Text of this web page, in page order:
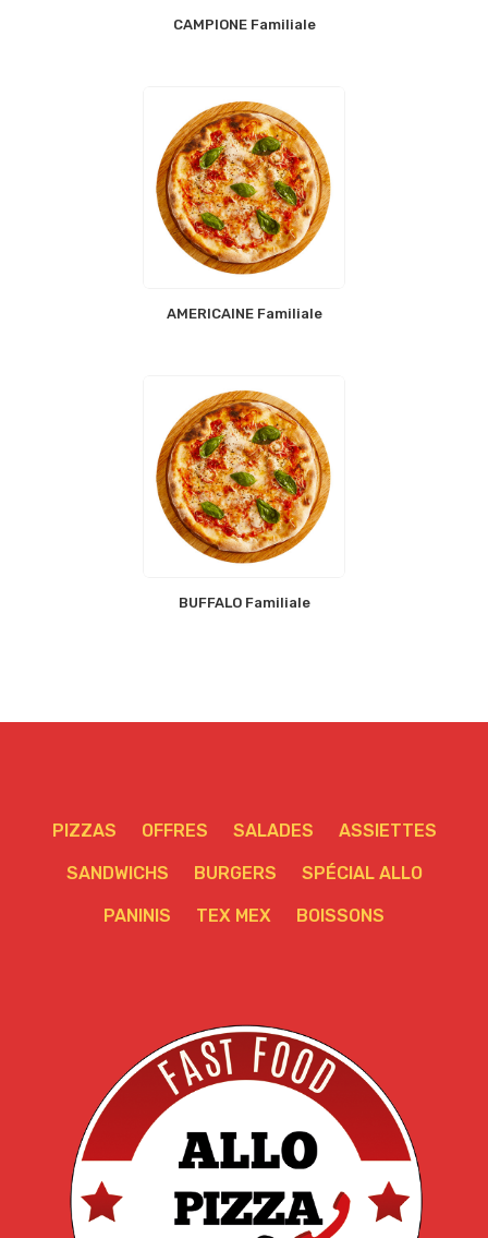
CAMPIONE Familiale
AMERICAINE Familiale
BUFFALO Familiale
PIZZAS OFFRES SALADES ASSIETTES
SANDWICHS BURGERS SPÉCIAL ALLO
PANINIS TEX MEX BOISSONS